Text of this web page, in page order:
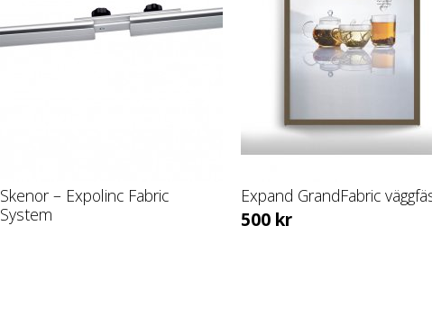
Skenor – Expolinc Fabric
System
Expand GrandFabric
500 kr